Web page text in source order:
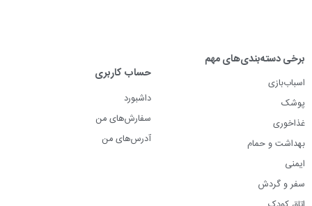
برخی دسته‌بندی‌های مهم
اسباب‌بازی
پوشک
غذاخوری
بهداشت و حمام
ایمنی
سفر و گردش
حساب کاربری
داشبورد
سفارش‌های من
آدرس‌های من